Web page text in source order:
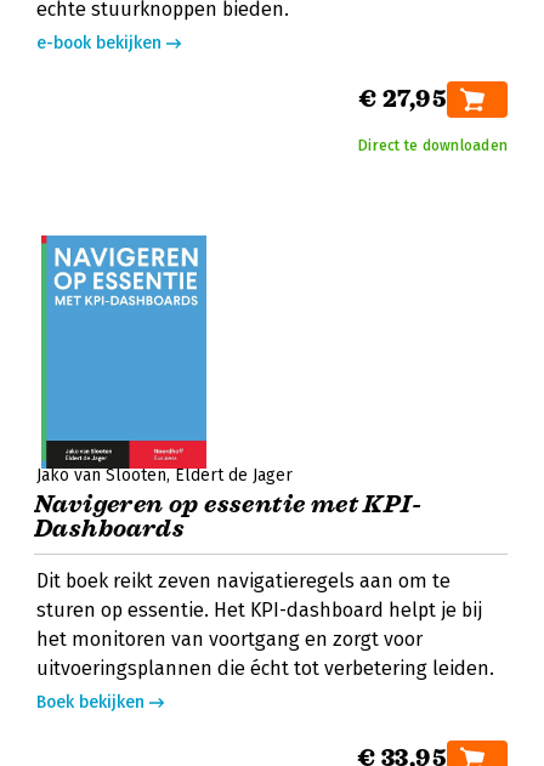
echte stuurknoppen bieden.
e-book bekijken
€ 27,95
Direct te downloaden
Jako van Slooten Eldert de Jager
Navigeren op essentie met KPI-
Dashboards
Dit boek reikt zeven navigatieregels aan om te
sturen op essentie. Het KPI-dashboard helpt je bij
het monitoren van voortgang en zorgt voor
uitvoeringsplannen die écht tot verbetering leiden.
Boek bekijken
€ 33,95